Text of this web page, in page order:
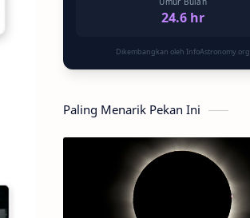
24.6 hr
Dikembangkan oleh InfoAstronomy.org
Paling Menarik Pekan Ini